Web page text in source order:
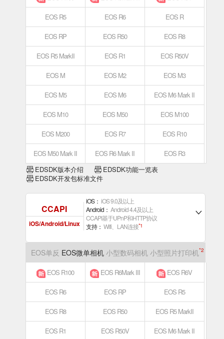
EOS R5 EOS R6 EOS R
EOS RP EOS R50 EOS R8
EOS R5 MarkII EOS R1 EOS R50V
EOS M EOS M2 EOS M3
EOS M5 EOS M6 EOS M6 Mark II
EOS M10 EOS M50 EOS M100
EOS M200 EOS R7 EOS R10
EOS M50 Mark II EOS R6 Mark II
EOS R3
EDSDK版本介绍
EDSDK功能一览表
EDSDK开发包标准文件
CCAPI
iOS/Android/Linux
iOS：iOS 9.0及以上
Android：Android 4.4及以上
CCAPI基于UPnP和HTTP协议
支持：Wifi、LAN连接*1
EOS单反 EOS微单相机 小型数码相机 小型照片打印机*2
EOS R100 EOS R6Mark III EOS R6V
EOS R6 EOS RP EOS R5
EOS R8 EOS R50 EOS R5 MarkII
EOS R1 EOS R50V EOS M6 Mark II